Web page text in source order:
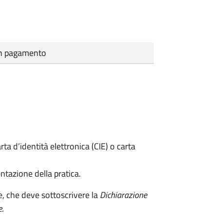
pagamento
d’identità elettronica (CIE) o carta
della pratica.
che deve sottoscrivere laDichiarazione
.